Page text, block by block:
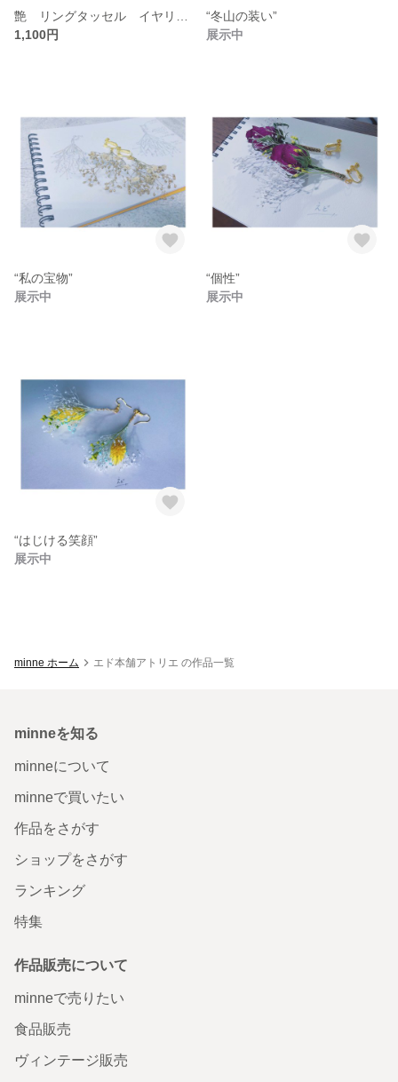
1,100円
“冬山の装い”
展示中
“私の宝物”
展示中
“個性”
展示中
“はじける笑顔”
展示中
minne ホーム エド本舗アトリエ の作品一覧
minneを知る
minneについて
minneで買いたい
作品をさがす
ショップをさがす
ランキング
特集
作品販売について
minneで売りたい
食品販売
ヴィンテージ販売